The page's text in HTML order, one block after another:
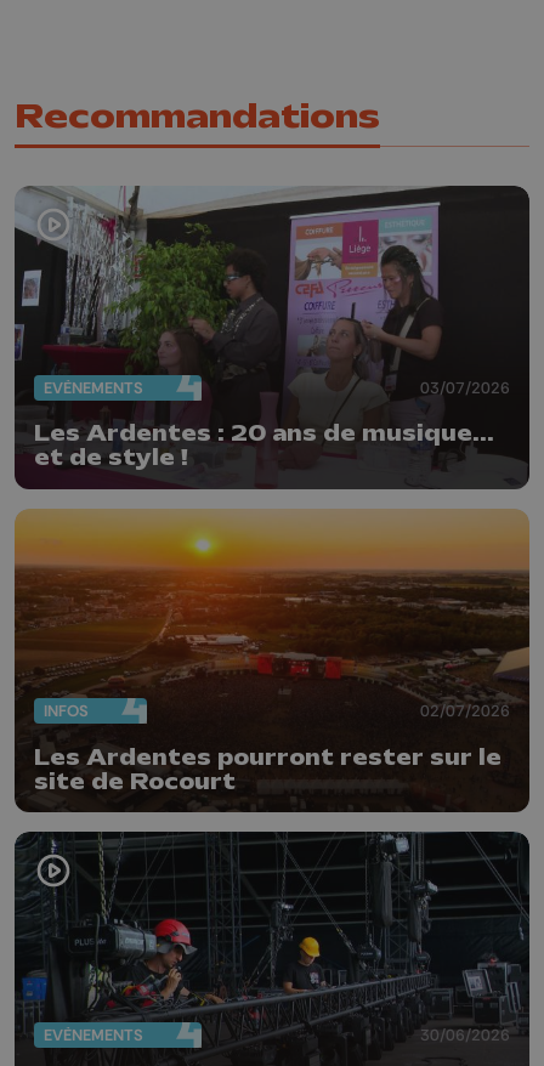
Recommandations
EVÈNEMENTS 03/07/2026
Les Ardentes : 20 ans de musique...
et de style !
INFOS 02/07/2026
Les Ardentes pourront rester sur le
site de Rocourt
EVÈNEMENTS 30/06/2026